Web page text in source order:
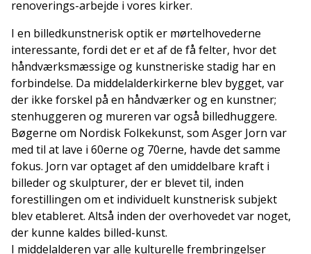
renoverings-arbejde i vores kirker.
I en billedkunstnerisk optik er mørtelhovederne
interessante, fordi det er et af de få felter, hvor det
håndværksmæssige og kunstneriske stadig har en
forbindelse. Da middelalderkirkerne blev bygget, var
der ikke forskel på en håndværker og en kunstner;
stenhuggeren og mureren var også billedhuggere.
Bøgerne om Nordisk Folkekunst, som Asger Jorn var
med til at lave i 60erne og 70erne, havde det samme
fokus. Jorn var optaget af den umiddelbare kraft i
billeder og skulpturer, der er blevet til, inden
forestillingen om et individuelt kunstnerisk subjekt
blev etableret. Altså inden der overhovedet var noget,
der kunne kaldes billed-kunst.
I middelalderen var alle kulturelle frembringelser